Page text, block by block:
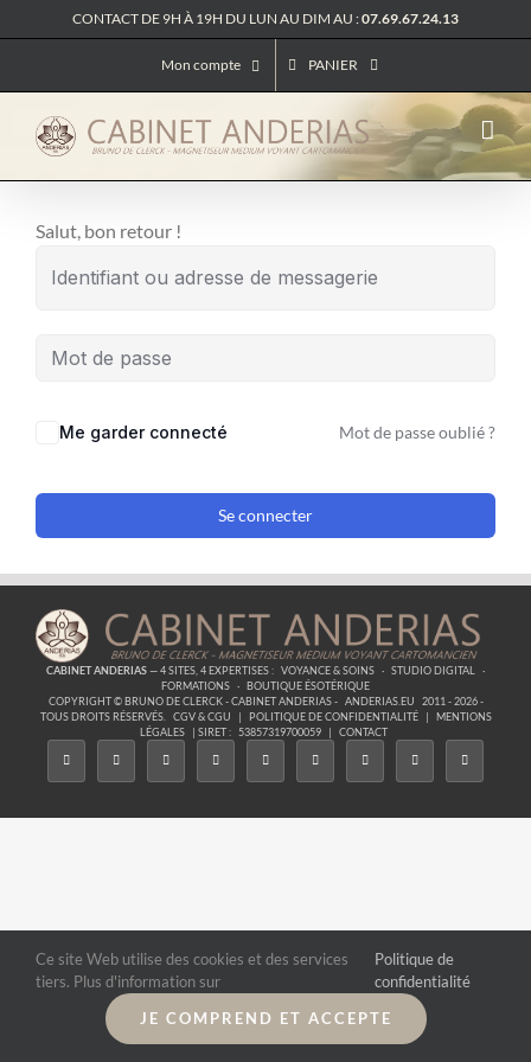
au
CONTACT DE 9H À 19H DU LUN AU DIM AU :07.69.67.24.13
Mon compte PANIER
Salut, bon retour !
Me garder connecté Mot de passe oublié ?
Se connecter
CABINET ANDERIAS— 4 SITES, 4 EXPERTISES : VOYANCE & SOINS · STUDIO DIGITAL
·
FORMATIONS · BOUTIQUE ÉSOTÉRIQUE
COPYRIGHT © BRUNO DE CLERCK - CABINET ANDERIAS - ANDERIAS.EU
2011 - 2026 -
TOUS DROITS RÉSERVÉS.
CGV & CGU | POLITIQUE DE CONFIDENTIALITÉ |
MENTIONS
LÉGALES
| SIRET : 53857319700059 | CONTACT
Ce site Web utilise des cookies et des services
tiers. Plus d'information sur
Politique de
confidentialité
JE COMPREND ET ACCEPTE